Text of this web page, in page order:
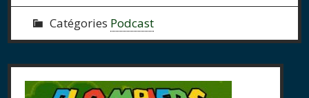
Catégories Podcast